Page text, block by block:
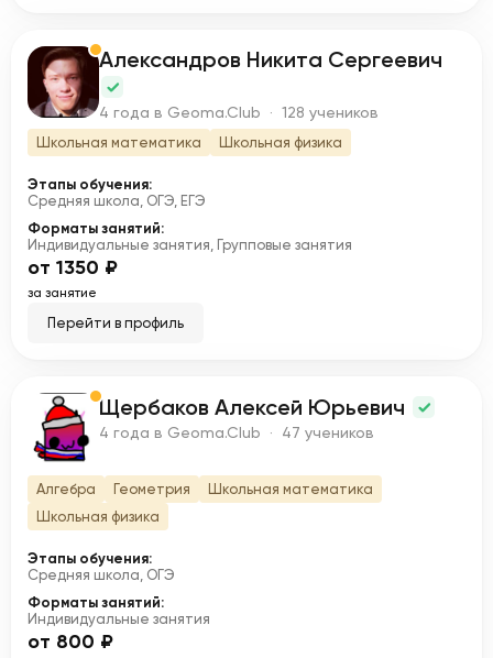
А Александров Никита Сергеевич
4 года в Geoma.Club · 128 учеников
Школьная математика Школьная физика
Этапы обучения:
Средняя школа, ОГЭ, ЕГЭ
Форматы занятий:
Индивидуальные занятия, Групповые занятия
от 1350 ₽
за занятие
Перейти в профиль
Щ Щербаков Алексей Юрьевич
4 года в Geoma.Club · 47 учеников
Алгебра Геометрия
Школьная математика
Школьная физика
Этапы обучения:
Средняя школа, ОГЭ
Форматы занятий:
Индивидуальные занятия
от 800 ₽